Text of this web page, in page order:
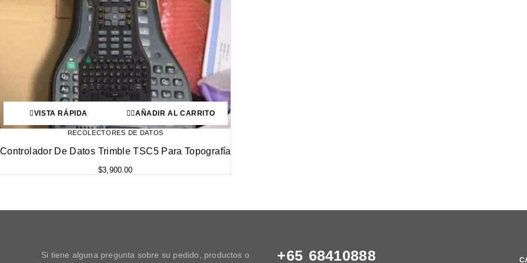
VISTA RÁPIDA AÑADIR AL CARRITO
RECOLECTORES DE DATOS
Controlador De Datos Trimble TSC5 Para Topografía
$3,900.00
Si tiene alguna pregunta sobre su pedido, productos o +65 68410888